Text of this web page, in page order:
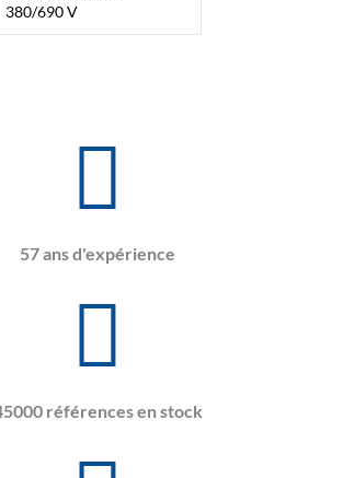
380/690 V
57 ans d'expérience
références en stock